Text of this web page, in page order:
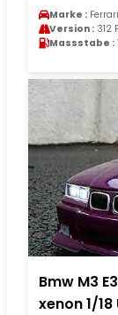
Marke : Ferrari
Version : 312
Massstabe :
Bmw M3
xenon 1/